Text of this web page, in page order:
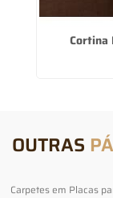
Cortina
OUTRAS
Carpetes em Placas